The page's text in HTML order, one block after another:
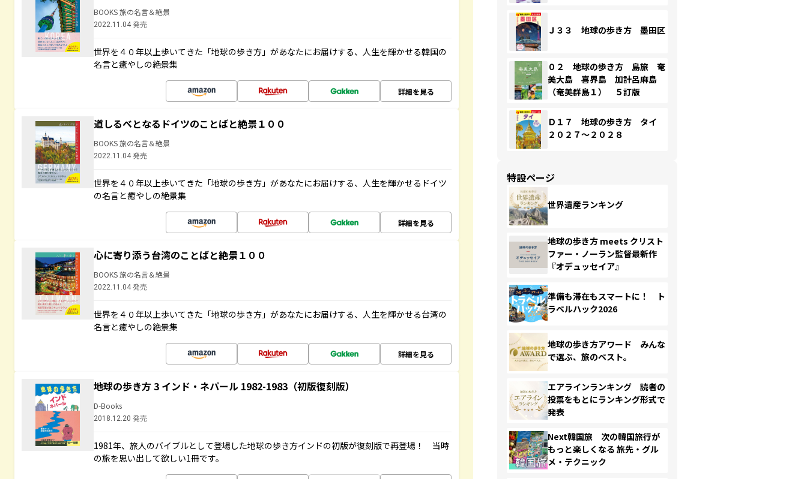
BOOKS 旅の名言＆絶景
2022.11.04 発売
世界を４０年以上歩いてきた「地球の歩き方」があなたにお届けする、人生を輝かせる韓国の
名言と癒やしの絶景集
詳細を見る
道しるべとなるドイツのことばと絶景１００
BOOKS 旅の名言＆絶景
2022.11.04 発売
世界を４０年以上歩いてきた「地球の歩き方」があなたにお届けする、人生を輝かせるドイツ
の名言と癒やしの絶景集
詳細を見る
心に寄り添う台湾のことばと絶景１００
BOOKS 旅の名言＆絶景
2022.11.04 発売
世界を４０年以上歩いてきた「地球の歩き方」があなたにお届けする、人生を輝かせる台湾の
名言と癒やしの絶景集
詳細を見る
地球の歩き方 3 インド・ネパール 1982-1983（初版復刻版）
D-Books
2018.12.20 発売
1981年、旅人のバイブルとして登場した地球の歩き方インドの初版が復刻版で再登場！ 当時
の旅を思い出して欲しい1冊です。
Ｊ３３ 地球の歩き方 墨田区
０２ 地球の歩き方 島旅 奄
美大島 喜界島 加計呂麻島
（奄美群島１） ５訂版
Ｄ１７ 地球の歩き方 タイ
２０２７～２０２８
特設ページ
世界遺産ランキング
地球の歩き方 meets クリスト
ファー・ノーラン監督最新作
『オデュッセイア』
準備も滞在もスマートに！ ト
ラベルハック2026
地球の歩き方アワード みんな
で選ぶ、旅のベスト。
エアラインランキング 読者の
投票をもとにランキング形式で
発表
Next韓国旅 次の韓国旅行が
もっと楽しくなる 旅先・グル
メ・テクニック